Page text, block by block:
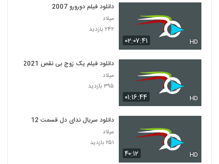
۰۲:۰۷:۴۱ HD
دانلود فیلم دورورو 2007
میلاد
۲۴۲ بازدید
۰۱:۱۶:۴۴ HD
دانلود فیلم یک زوج بی نقص 2021
میلاد
۳۹۵ بازدید
۴۰:۱۲ HD
دانلود سریال ندای دل قسمت 12
میلاد
۲۵۱ بازدید